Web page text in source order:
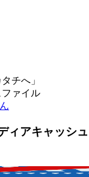
ィアキャッシ